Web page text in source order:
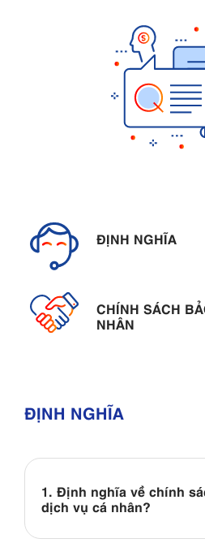
ĐỊNH NGHĨA
CHÍNH SÁCH
NHÂN
ĐỊNH NGHĨA
1. Định nghĩa về chính
dịch vụ cá nhân?